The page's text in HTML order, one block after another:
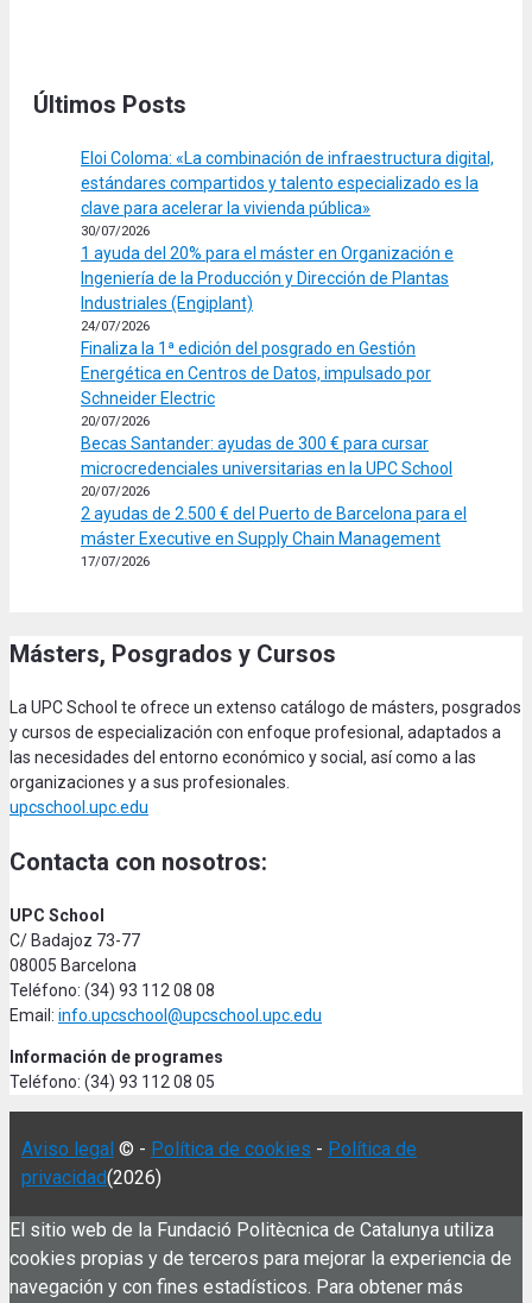
Últimos Posts
Eloi Coloma: «La combinación de infraestructura digital,
estándares compartidos y talento especializado es la
clave para acelerar la vivienda pública»
30/07/2026
1 ayuda del 20% para el máster en Organización e
Ingeniería de la Producción y Dirección de Plantas
Industriales (Engiplant)
24/07/2026
Finaliza la 1ª edición del posgrado en Gestión
Energética en Centros de Datos, impulsado por
Schneider Electric
20/07/2026
Becas Santander: ayudas de 300 € para cursar
microcredenciales universitarias en la UPC School
20/07/2026
2 ayudas de 2.500 € del Puerto de Barcelona para el
máster Executive en Supply Chain Management
17/07/2026
Másters, Posgrados y Cursos
La UPC School te ofrece un extenso catálogo de másters, posgrados
y cursos de especialización con enfoque profesional, adaptados a
las necesidades del entorno económico y social, así como a las
organizaciones y a sus profesionales.
upcschool.upc.edu
Contacta con nosotros:
UPC School
C/ Badajoz 73-77
08005 Barcelona
Teléfono: (34) 93 112 08 08
Email: info.upcschool@upcschool.upc.edu
Información de programes
Teléfono: (34) 93 112 08 05
Aviso legal © - Política de cookies - Política de
privacidad(2026)
El sitio web de la Fundació Politècnica de Catalunya utiliza
cookies propias y de terceros para mejorar la experiencia de
navegación y con fines estadísticos. Para obtener más